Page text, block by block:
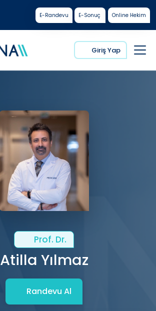
E-Randevu E-Sonuç Online Hekim
Giriş Yap
Prof. Dr.
Atilla Yılmaz
Randevu Al